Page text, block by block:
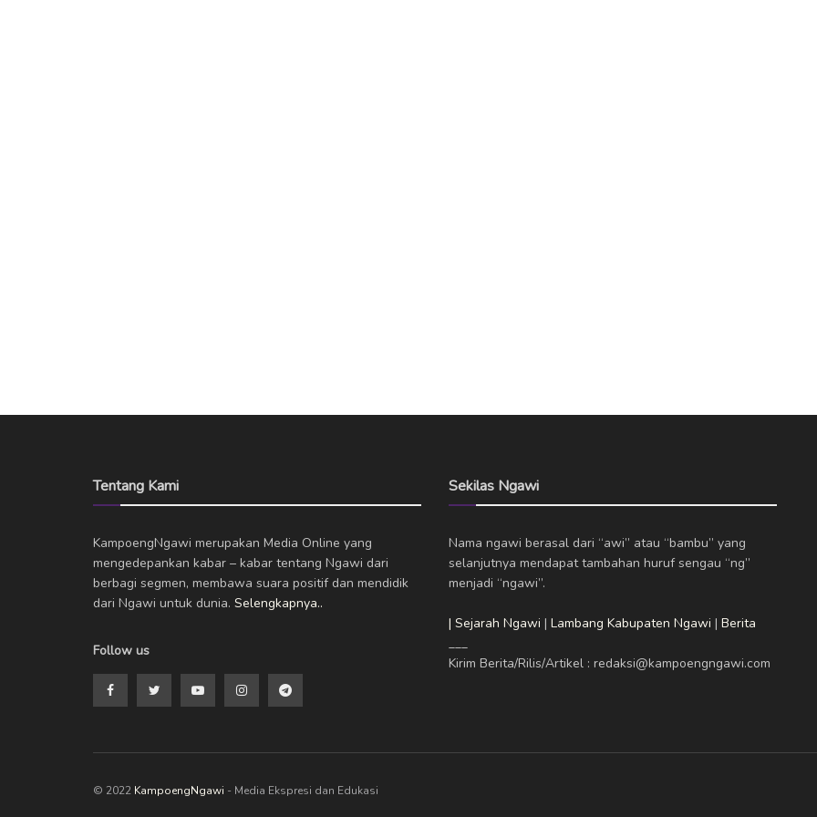
Tentang Kami
KampoengNgawi merupakan Media Online yang
mengedepankan kabar – kabar tentang Ngawi dari
berbagi segmen, membawa suara positif dan mendidik
dari Ngawi untuk dunia. Selengkapnya..
Follow us
Sekilas Ngawi
Nama ngawi berasal dari “awi” atau “bambu” yang
selanjutnya mendapat tambahan huruf sengau “ng”
menjadi “ngawi”.
| Sejarah Ngawi | Lambang Kabupaten Ngawi | Berita
Kirim Berita/Rilis/Artikel : redaksi@kampoengngawi.com
© 2022 KampoengNgawi - Media Ekspresi dan Edukasi